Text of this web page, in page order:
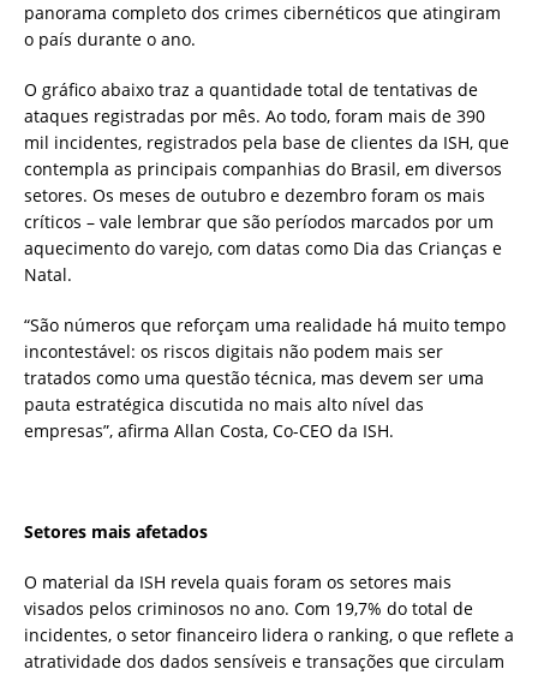
panorama completo dos crimes cibernéticos que atingiram
o país durante o ano.
O gráfico abaixo traz a quantidade total de tentativas de
ataques registradas por mês. Ao todo, foram mais de 390
mil incidentes, registrados pela base de clientes da ISH, que
contempla as principais companhias do Brasil, em diversos
setores. Os meses de outubro e dezembro foram os mais
críticos – vale lembrar que são períodos marcados por um
aquecimento do varejo, com datas como Dia das Crianças e
Natal.
“São números que reforçam uma realidade há muito tempo
incontestável: os riscos digitais não podem mais ser
tratados como uma questão técnica, mas devem ser uma
pauta estratégica discutida no mais alto nível das
empresas”, afirma Allan Costa, Co-CEO da ISH.
Setores mais afetados
O material da ISH revela quais foram os setores mais
visados pelos criminosos no ano. Com 19,7% do total de
incidentes, o setor financeiro lidera o ranking, o que reflete a
atratividade dos dados sensíveis e transações que circulam